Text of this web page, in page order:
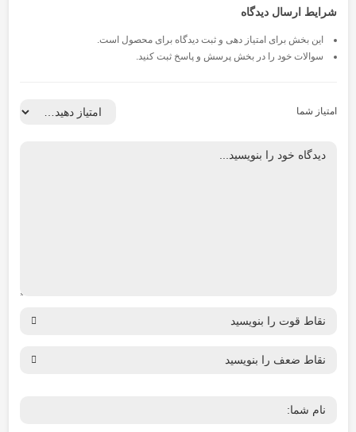
شرایط ارسال دیدگاه
این بخش برای امتیاز دهی و ثبت دیدگاه برای محصول است.
سوالات خود را در بخش پرسش و پاسخ ثبت کنید.
امتیاز شما